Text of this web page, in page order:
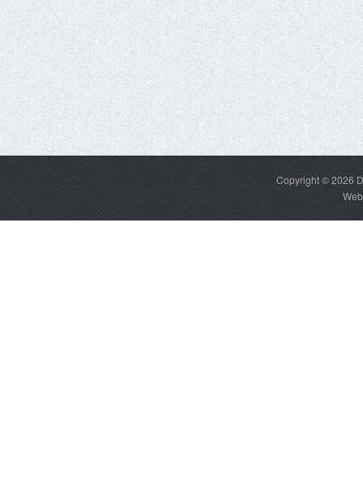
Copyright © 2026